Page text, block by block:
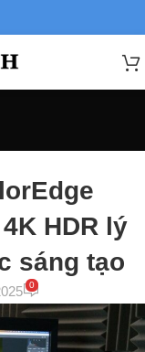
HDR lý
sáng tạo
0